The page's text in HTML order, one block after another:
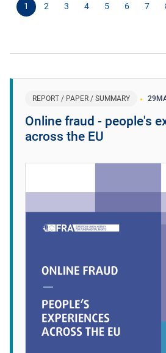
1 2 3 4 5 6 7
REPORT / PAPER / SUMMARY 29
Online fraud - people's
across the EU